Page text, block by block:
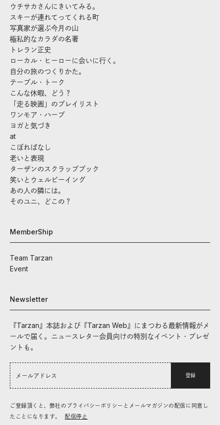
ウチサカさんにきいてみる。
スキーが連れてってくれる町
写真家が選ぶ今月の山
極私的なカラダの名著
トレラン正史
ローカル・ヒーローに会いに行く。
自分の旅のつくりかた。
テーブル・トーク
こんな休暇、どう？
「走る映画」のプレイリスト
ワンモア・ハーブ
ヨガと気づき
at
こぼればなし
老いと表現
ターザンのスクラップブック
笑いとウェルビーイング
あの人の隣には。
そのユニ、どこの？
MemberShip
Team Tarzan
Event
Newsletter
『Tarzan』本誌および『Tarzan Web』にまつわる最新情報がメ
ールで届く。ニュースレター会員向けの特別なイベント・プレゼ
ントも。
登録
ご登録頂くと、弊社のプライバシーポリシーとメールマガジンの配信に同意し
たことになります。
配信停止